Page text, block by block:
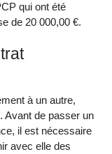
qui ont été
de 20 000,00 €.
à un autre,
Avant de passer un
il est nécessaire
avec elle des